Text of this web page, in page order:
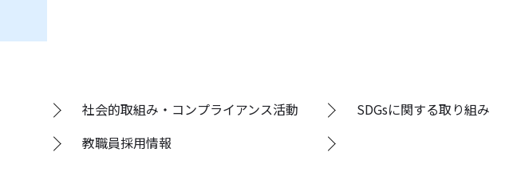
社会的取組み・コンプライアンス活動
SDGsに関する取り組み
教職員採用情報